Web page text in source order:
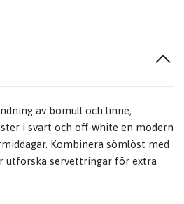
av bomull och linne,
i svart och off-white en modern
Kombinera sömlöst med
utforska servettringar för extra